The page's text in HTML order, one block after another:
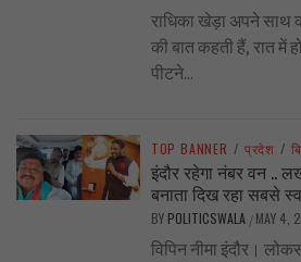
राधिका खेड़ा अपने
की बात कहती हैं, रात
पीटने...
TOP BANNER / प्रदेश /
इंदौर रहेगा नंबर वन ..
बनाता दिख रहा सबसे
BY POLITICSWALA / MAY 4,
विपिन नीमा इंदौर।